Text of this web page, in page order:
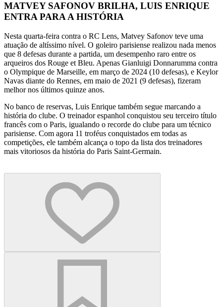
MATVEY SAFONOV BRILHA, LUIS ENRIQUE
ENTRA PARA A HISTÓRIA
Nesta quarta-feira contra o RC Lens, Matvey Safonov teve uma
atuação de altíssimo nível. O goleiro parisiense realizou nada menos
que 8 defesas durante a partida, um desempenho raro entre os
arqueiros dos Rouge et Bleu. Apenas Gianluigi Donnarumma contra
o Olympique de Marseille, em março de 2024 (10 defesas), e Keylor
Navas diante do Rennes, em maio de 2021 (9 defesas), fizeram
melhor nos últimos quinze anos.
No banco de reservas, Luis Enrique também segue marcando a
história do clube. O treinador espanhol conquistou seu terceiro título
francês com o Paris, igualando o recorde do clube para um técnico
parisiense. Com agora 11 troféus conquistados em todas as
competições, ele também alcança o topo da lista dos treinadores
mais vitoriosos da história do Paris Saint-Germain.